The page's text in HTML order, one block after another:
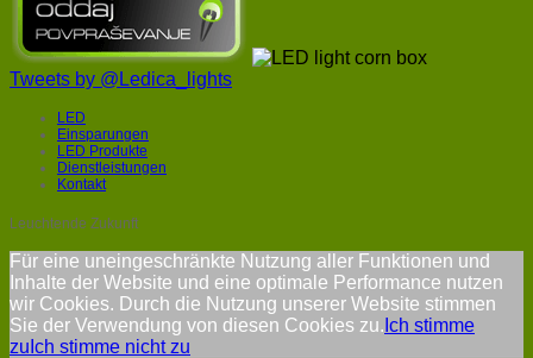
Tweets by @Ledica_lights
LED
Einsparungen
LED Produkte
Dienstleistungen
Kontakt
Leuchtende Zukunft
Für eine uneingeschränkte Nutzung aller Funktionen und
Inhalte der Website und eine optimale Performance nutzen
wir Cookies. Durch die Nutzung unserer Website stimmen
Sie der Verwendung von diesen Cookies zu. Ich stimme
zu Ich stimme nicht zu